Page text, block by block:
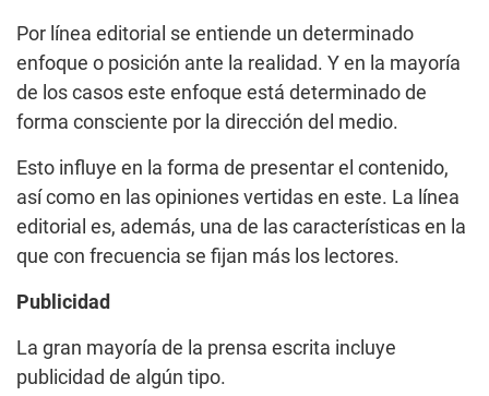
Por línea editorial se entiende un determinado
enfoque o posición ante la realidad. Y en la mayoría
de los casos este enfoque está determinado de
forma consciente por la dirección del medio.
Esto influye en la forma de presentar el contenido,
así como en las opiniones vertidas en este. La línea
editorial es, además, una de las características en la
que con frecuencia se fijan más los lectores.
Publicidad
La gran mayoría de la prensa escrita incluye
publicidad de algún tipo.